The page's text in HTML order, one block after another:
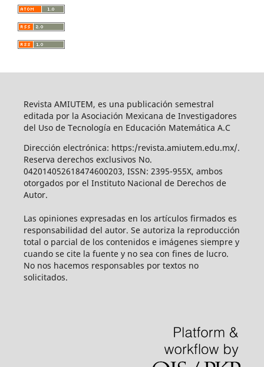
Revista AMIUTEM, es una publicación semestral
editada por la Asociación Mexicana de Investigadores
del Uso de Tecnología en Educación Matemática A.C
Dirección electrónica: https:/revista.amiutem.edu.mx/.
Reserva derechos exclusivos No.
042014052618474600203, ISSN: 2395-955X, ambos
otorgados por el Instituto Nacional de Derechos de
Autor.
Las opiniones expresadas en los artículos firmados es
responsabilidad del autor. Se autoriza la reproducción
total o parcial de los contenidos e imágenes siempre y
cuando se cite la fuente y no sea con fines de lucro.
No nos hacemos responsables por textos no
solicitados.